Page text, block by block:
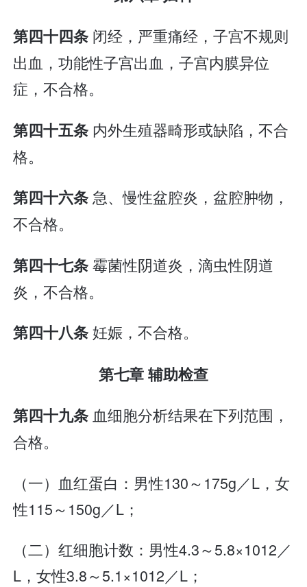
第四十四条 闭经，严重痛经，子宫不规则
出血，功能性子宫出血，子宫内膜异位
症，不合格。
第四十五条 内外生殖器畸形或缺陷，不合
格。
第四十六条急、慢性盆腔炎，盆腔肿物，
不合格。
第四十七条霉菌性阴道炎，滴虫性阴道
炎，不合格。
第四十八条妊娠，不合格。
第七章 辅助检查
第四十九条血细胞分析结果在下列范围，
合格。
（一）血红蛋白：男性130～175g／L，女
性115～150g／L；
（二）红细胞计数：男性4.3～5.8×1012／
L，女性3.8～5.1×1012／L；